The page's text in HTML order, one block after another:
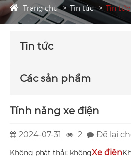
Trang chủ Tin tức Tin
Tin tức
Các sản phẩm
Tính năng xe điện
2024-07-31 2 Để lại
Không phát thải: khôngXe điện